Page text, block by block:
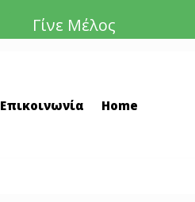
Γίνε Μέλος
Επικοινωνία Home